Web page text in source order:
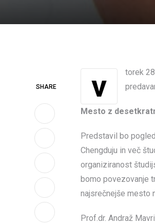
SHARE
LinkedIn
Whatsapp
Print
v torek 28. 5. ob 20:00 bo imel prof. dr. Andraž Mavrič v Hotelu Sabotin (Solkan)
Mesto z
Predstavil bo
Chengduju in več
organiziranost
bomo povezovanje
najsrečnejše mesto
Prof.dr. Andraž